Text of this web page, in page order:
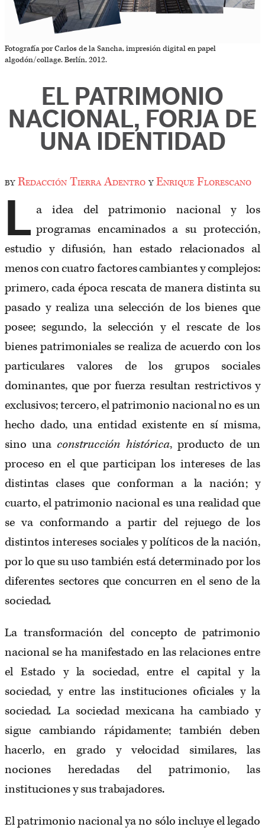
Fotografía por Carlos de la Sancha, impresión digital en papel
algodón/collage. Berlín, 2012.
EL PATRIMONIO
NACIONAL, FORJA DE
UNA IDENTIDAD
byRedacción Tierra AdentroyEnrique Florescano
L a idea del patrimonio nacional y los
programas encaminados a su protección,
estudio y difusión, han estado relacionados al
menos con cuatro factores cambiantes y complejos:
primero, cada época rescata de manera distinta su
pasado y realiza una selección de los bienes que
posee; segundo, la selección y el rescate de los
bienes patrimoniales se realiza de acuerdo con los
particulares valores de los grupos sociales
dominantes, que por fuerza resultan restrictivos y
exclusivos; tercero, el patrimonio nacional no es un
hecho dado, una entidad existente en sí misma,
sino una construcción histórica, producto de un
proceso en el que participan los intereses de las
distintas clases que conforman a la nación; y
cuarto, el patrimonio nacional es una realidad que
se va conformando a partir del rejuego de los
distintos intereses sociales y políticos de la nación,
por lo que su uso también está determinado por los
diferentes sectores que concurren en el seno de la
sociedad.
La transformación del concepto de patrimonio
nacional se ha manifestado en las relaciones entre
el Estado y la sociedad, entre el capital y la
sociedad, y entre las instituciones oficiales y la
sociedad. La sociedad mexicana ha cambiado y
sigue cambiando rápidamente; también deben
hacerlo, en grado y velocidad similares, las
nociones heredadas del patrimonio, las
instituciones y sus trabajadores.
El patrimonio nacional ya no sólo incluye el legado